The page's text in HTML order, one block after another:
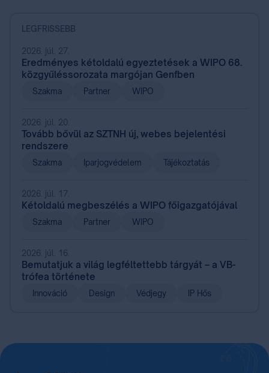
LEGFRISSEBB
2026. júl. 27.
Eredményes kétoldalú egyeztetések a WIPO 68.
közgyűléssorozata margójan Genfben
Szakma Partner WIPO
2026. júl. 20.
Tovább bővül az SZTNH új, webes bejelentési
rendszere
Szakma Iparjogvédelem Tájékoztatás
2026. júl. 17.
Kétoldalú megbeszélés a WIPO főigazgatójával
Szakma Partner WIPO
2026. júl. 16.
Bemutatjuk a világ legféltettebb tárgyát – a VB-
trófea története
Innováció Design Védjegy IP Hős